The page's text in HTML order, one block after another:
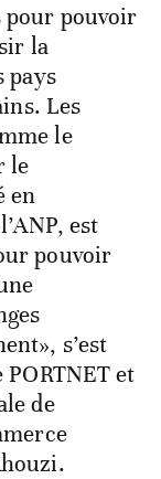
pour pouvoir
la
pays
Les
le
le
en
est
pouvoir
s’est
et
de